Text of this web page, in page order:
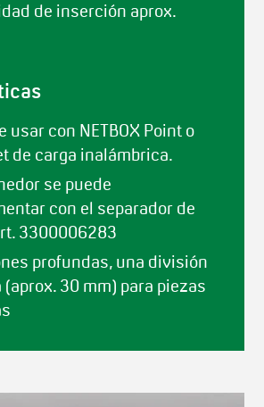
de inserción aprox.
usar con NETBOX Point o
de carga inalámbrica.
se puede
con el separador de
3300006283
profundas, una división
(aprox. 30 mm) para piezas